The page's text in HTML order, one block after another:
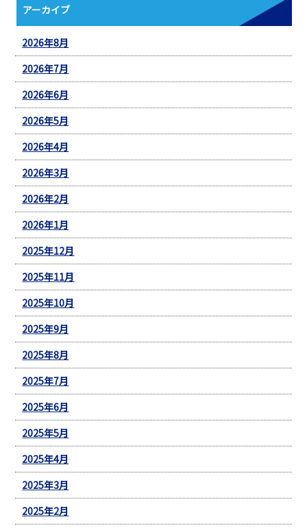
アーカイブ
2026年8月
2026年7月
2026年6月
2026年5月
2026年4月
2026年3月
2026年2月
2026年1月
2025年12月
2025年11月
2025年10月
2025年9月
2025年8月
2025年7月
2025年6月
2025年5月
2025年4月
2025年3月
2025年2月